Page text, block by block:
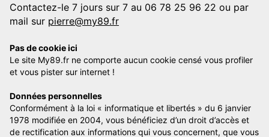
Contactez-le 7 jours sur 7 au 06 78 25 96 22 ou par
mail sur pierre@my89.fr
Pas de cookie ici
Le site My89.fr ne comporte aucun cookie censé vous profiler
et vous pister sur internet !
Données personnelles
Conformément à la loi « informatique et libertés » du 6 janvier
1978 modifiée en 2004, vous bénéficiez d’un droit d’accès et
de rectification aux informations qui vous concernent, que vous